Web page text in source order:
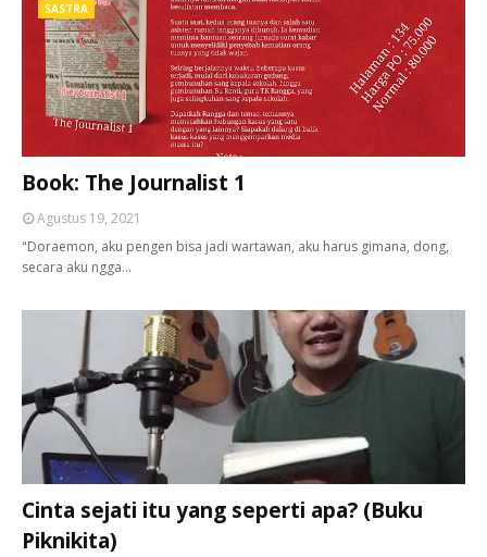
SASTRA
Book: The Journalist 1
Agustus 19, 2021
"Doraemon, aku pengen bisa jadi wartawan, aku harus gimana, dong,
secara aku ngga…
Cinta sejati itu yang seperti apa? (Buku
Piknikita)